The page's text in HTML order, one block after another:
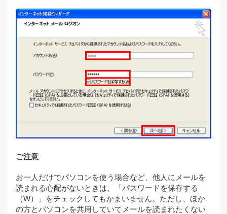
ご注意
お一人だけでパソコンを使う場合など、他人にメールを
読まれる心配がないときは、「パスワードを保存する
（W）」をチェックしてもかまいません。ただし、ほか
の方とパソコンを共用していてメールを読まれたくない